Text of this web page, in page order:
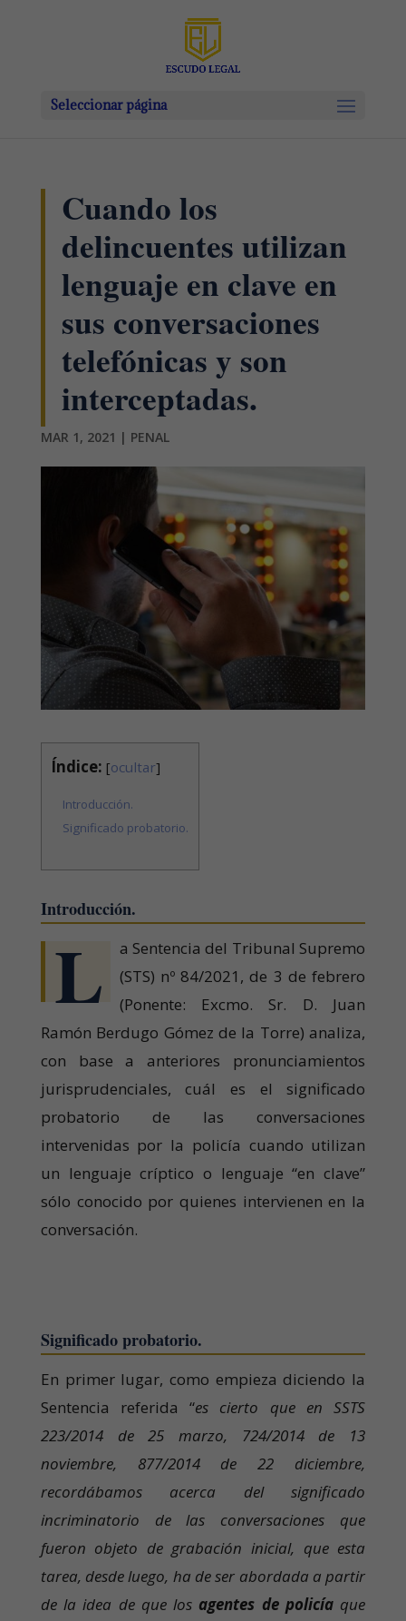
Seleccionar página
Cuando los
delincuentes utilizan
lenguaje en clave en
sus conversaciones
telefónicas y son
interceptadas.
MAR 1, 2021 | PENAL
Índice: [ocultar]
Introducción.
Significado probatorio.
Introducción.
L
a Sentencia del Tribunal Supremo
(STS) nº 84/2021, de 3 de febrero
(Ponente: Excmo. Sr. D. Juan
Ramón Berdugo Gómez de la Torre) analiza,
con base a anteriores pronunciamientos
jurisprudenciales, cuál es el significado
probatorio de las conversaciones
intervenidas por la policía cuando utilizan
un lenguaje críptico o lenguaje “en clave”
sólo conocido por quienes intervienen en la
conversación.
Significado probatorio.
En primer lugar, como empieza diciendo la
Sentencia referida “es cierto que en SSTS
223/2014 de 25 marzo, 724/2014 de 13
noviembre, 877/2014 de 22 diciembre,
recordábamos acerca del significado
incriminatorio de las conversaciones que
fueron objeto de grabación inicial, que esta
tarea, desde luego, ha de ser abordada a partir
de la idea de que los agentes de policíaque